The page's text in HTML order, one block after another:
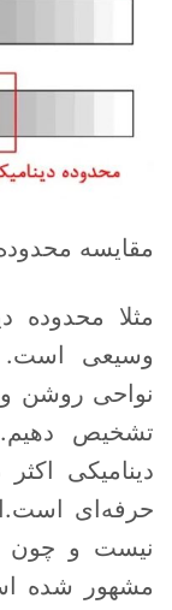
مقایسه
مثلا محدوده
وسیعی است.
نواحی روشن و
تشخیص
حرفه‌ای
نیست و چون